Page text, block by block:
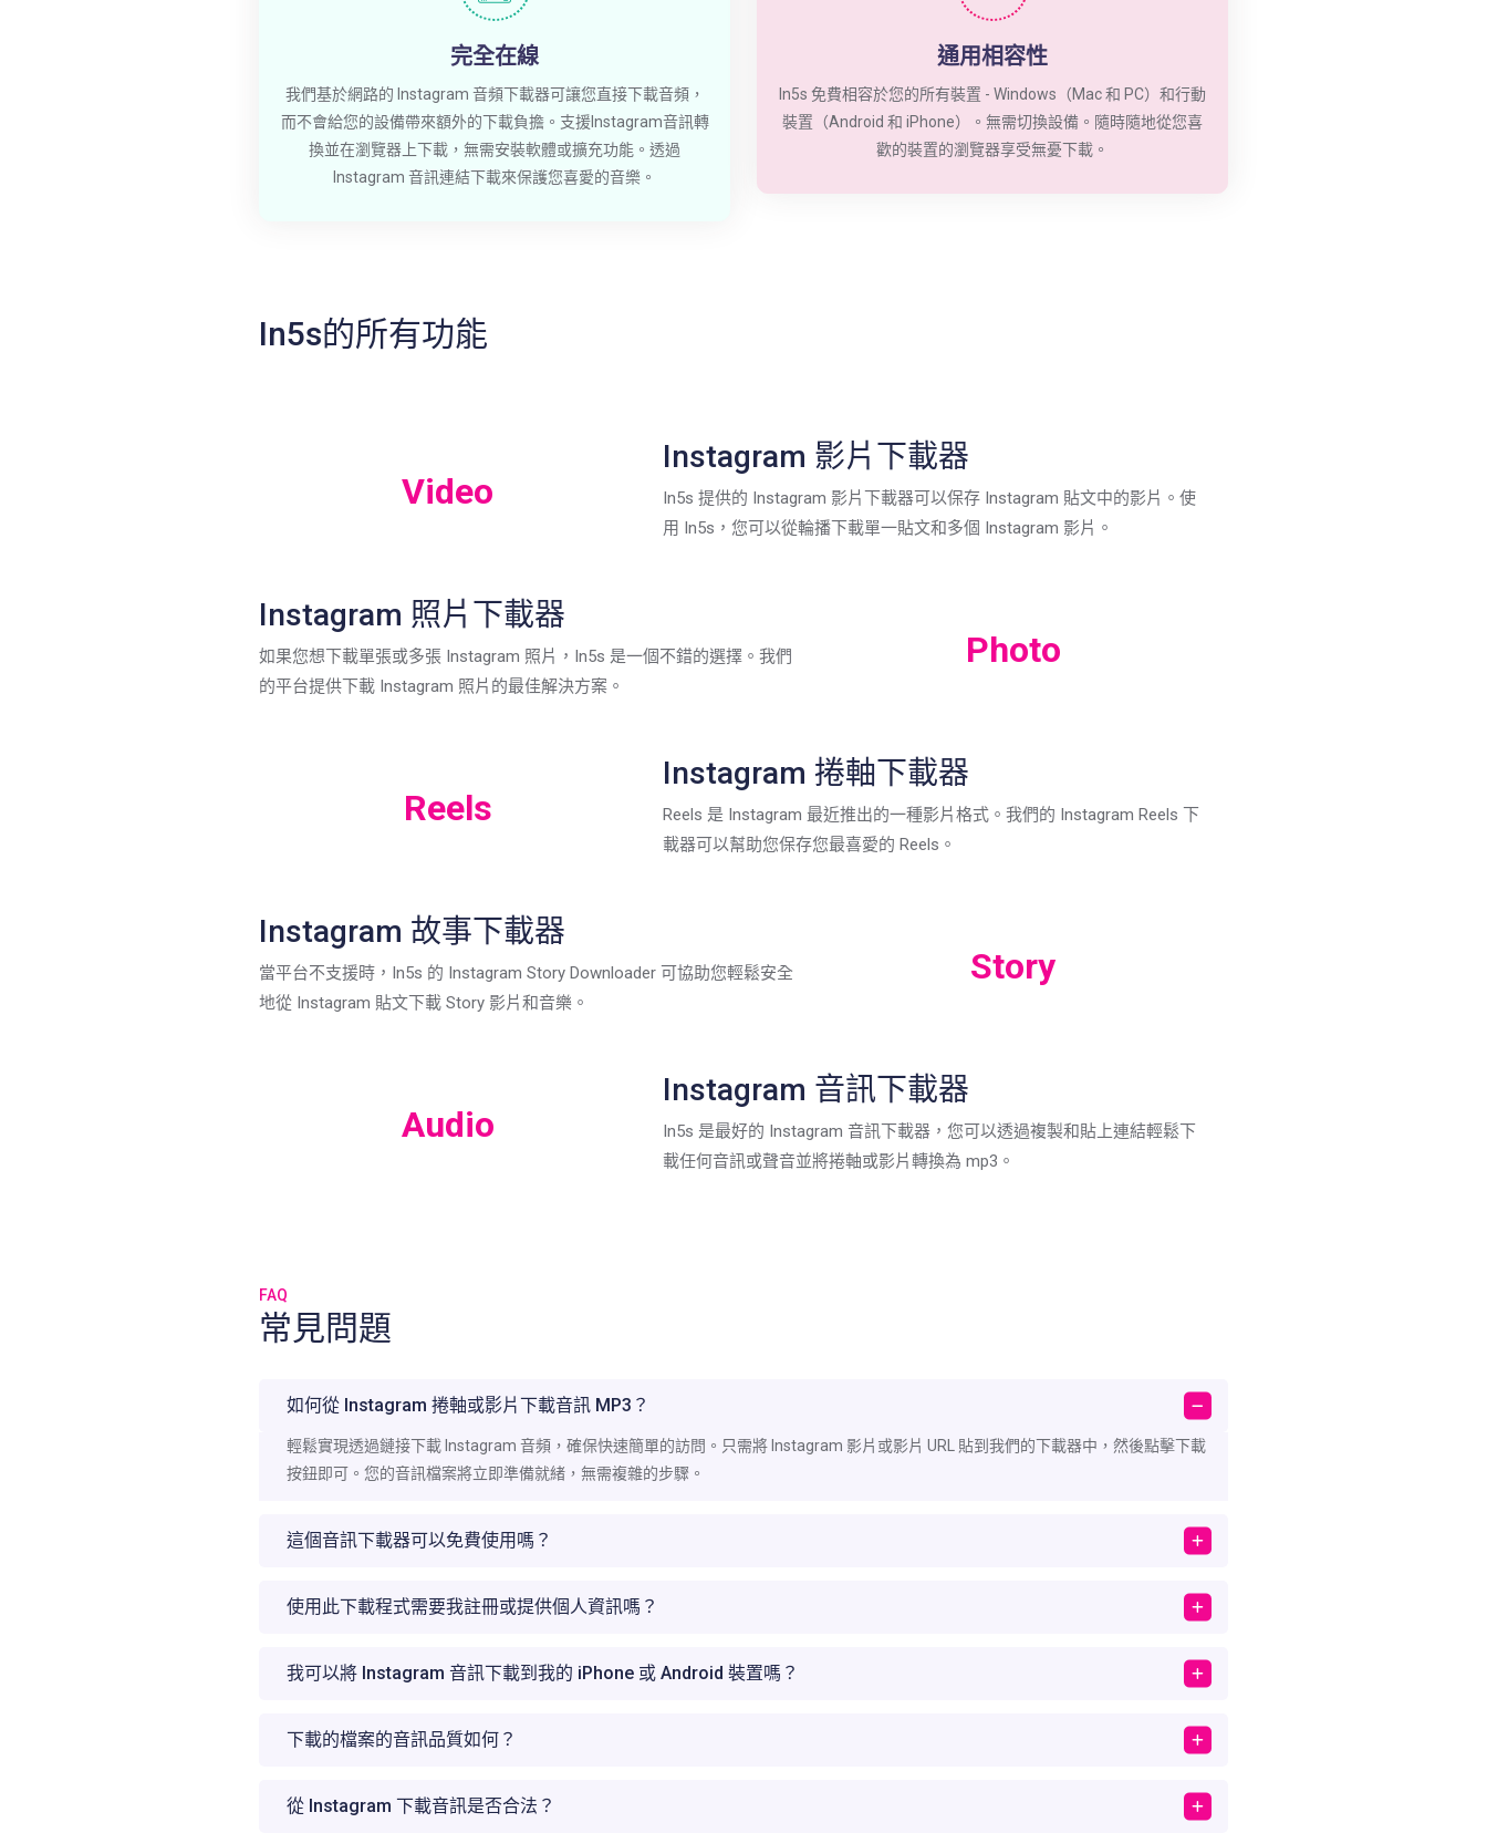
完全在線
我們基於網路的 Instagram 音頻下載器可讓您直接下載音頻，
而不會給您的設備帶來額外的下載負擔。支援Instagram音訊轉
換並在瀏覽器上下載，無需安裝軟體或擴充功能。透過
Instagram 音訊連結下載來保護您喜愛的音樂。
通用相容性
In5s 免費相容於您的所有裝置 - Windows（Mac 和 PC）和行動
裝置（Android 和 iPhone）。無需切換設備。隨時隨地從您喜
歡的裝置的瀏覽器享受無憂下載。
In5s的所有功能
Video
Instagram 影片下載器
In5s 提供的 Instagram 影片下載器可以保存 Instagram 貼文中的影片。使
用 In5s，您可以從輪播下載單一貼文和多個 Instagram 影片。
Instagram 照片下載器
如果您想下載單張或多張 Instagram 照片，In5s 是一個不錯的選擇。我們
的平台提供下載 Instagram 照片的最佳解決方案。
Photo
Reels
Instagram 捲軸下載器
Reels 是 Instagram 最近推出的一種影片格式。我們的 Instagram Reels 下
載器可以幫助您保存您最喜愛的 Reels。
Instagram 故事下載器
當平台不支援時，In5s 的 Instagram Story Downloader 可協助您輕鬆安全
地從 Instagram 貼文下載 Story 影片和音樂。
Story
Audio
Instagram 音訊下載器
In5s 是最好的 Instagram 音訊下載器，您可以透過複製和貼上連結輕鬆下
載任何音訊或聲音並將捲軸或影片轉換為 mp3。
FAQ
常見問題
如何從 Instagram 捲軸或影片下載音訊 MP3？
輕鬆實現透過鏈接下載 Instagram 音頻，確保快速簡單的訪問。只需將 Instagram 影片或影片 URL 貼到我們的下載器中，然後點擊下載
按鈕即可。您的音訊檔案將立即準備就緒，無需複雜的步驟。
這個音訊下載器可以免費使用嗎？
使用此下載程式需要我註冊或提供個人資訊嗎？
我可以將 Instagram 音訊下載到我的 iPhone 或 Android 裝置嗎？
下載的檔案的音訊品質如何？
從 Instagram 下載音訊是否合法？